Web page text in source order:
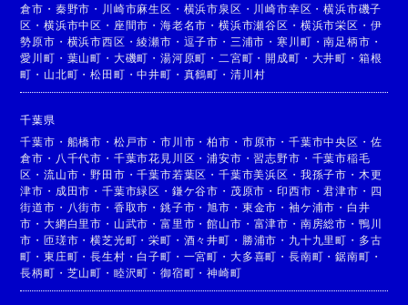
倉市 ・ 秦野市 ・ 川崎市麻生区 ・ 横浜市泉区 ・ 川崎市幸区 ・横浜市磯子
区 ・横浜市中区 ・ 座間市 ・海老名市 ・横浜市瀬谷区 ・ 横浜市栄区 ・ 伊
勢原市 ・ 横浜市西区 ・綾瀬市 ・ 逗子市 ・ 三浦市 ・寒川町 ・南足柄市 ・
愛川町 ・ 葉山町 ・ 大磯町 ・湯河原町 ・ 二宮町 ・開成町 ・ 大井町 ・ 箱根
町 ・ 山北町 ・松田町 ・中井町 ・ 真鶴町 ・ 清川村
千葉県
千葉市 ・ 船橋市 ・ 松戸市 ・市川市 ・柏市 ・ 市原市 ・ 千葉市中央区 ・ 佐
倉市 ・ 八千代市 ・ 千葉市花見川区 ・浦安市 ・習志野市 ・ 千葉市稲毛
区 ・流山市 ・野田市 ・千葉市若葉区 ・千葉市美浜区 ・ 我孫子市 ・ 木更
津市 ・ 成田市 ・千葉市緑区 ・ 鎌ケ谷市 ・ 茂原市 ・印西市 ・君津市 ・ 四
街道市 ・ 八街市 ・ 香取市 ・銚子市 ・旭市 ・ 東金市 ・ 袖ケ浦市 ・ 白井
市 ・大網白里市 ・ 山武市 ・富里市 ・館山市 ・ 富津市 ・ 南房総市 ・ 鴨川
市 ・匝瑳市 ・横芝光町 ・栄町 ・ 酒々井町 ・ 勝浦市 ・ 九十九里町 ・ 多古
町 ・東庄町 ・長生村 ・ 白子町 ・ 一宮町 ・ 大多喜町 ・ 長南町 ・鋸南町 ・
長柄町 ・ 芝山町 ・ 睦沢町 ・御宿町 ・神崎町